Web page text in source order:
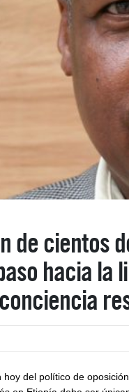
de cientos
hacia la
hoy del político de